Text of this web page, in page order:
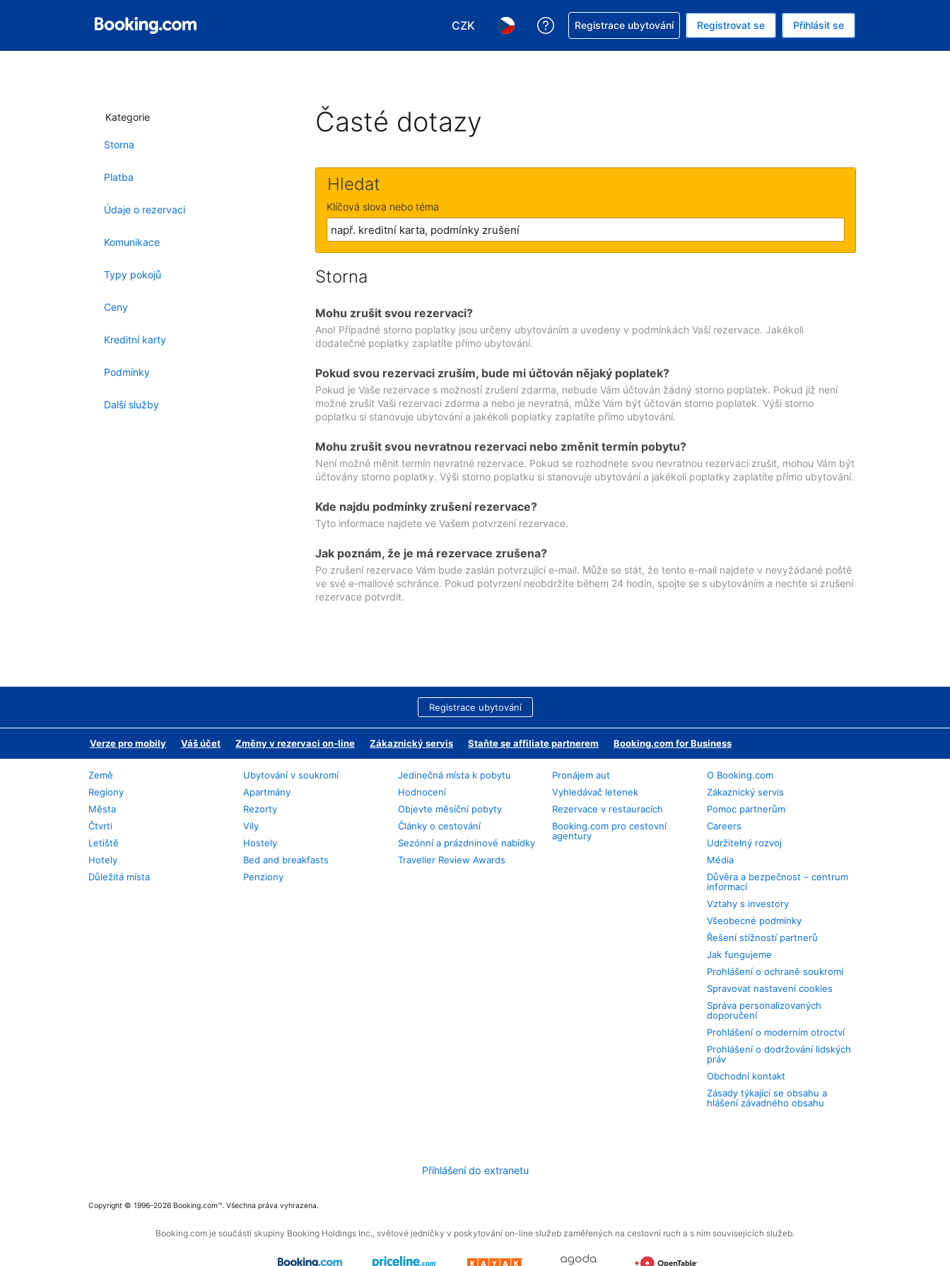
CZK
Vyberte si měnu. Aktuálně zvolená měna: Česká koruna
Vyberte si jazyk. Aktuálně zvolený jazyk: V češtině
Asistence s rezervací
Registrace ubytování Registrovat se Přihlásit se
Kategorie
Storna
Platba
Údaje o rezervaci
Komunikace
Typy pokojů
Ceny
Kreditní karty
Podmínky
Další služby
Časté dotazy
Hledat
Klíčová slova nebo téma
Storna
Mohu zrušit svou rezervaci?
Ano! Případné storno poplatky jsou určeny ubytováním a uvedeny v podmínkách Vaší rezervace. Jakékoli
dodatečné poplatky zaplatíte přímo ubytování.
Pokud svou rezervaci zruším, bude mi účtován nějaký poplatek?
Pokud je Vaše rezervace s možností zrušení zdarma, nebude Vám účtován žádný storno poplatek. Pokud již není
možné zrušit Vaši rezervaci zdarma a nebo je nevratná, může Vám být účtován storno poplatek. Výši storno
poplatku si stanovuje ubytování a jakékoli poplatky zaplatíte přímo ubytování.
Mohu zrušit svou nevratnou rezervaci nebo změnit termín pobytu?
Není možné měnit termín nevratné rezervace. Pokud se rozhodnete svou nevratnou rezervaci zrušit, mohou Vám být
účtovány storno poplatky. Výši storno poplatku si stanovuje ubytování a jakékoli poplatky zaplatíte přímo ubytování.
Kde najdu podmínky zrušení rezervace?
Tyto informace najdete ve Vašem potvrzení rezervace.
Jak poznám, že je má rezervace zrušena?
Po zrušení rezervace Vám bude zaslán potvrzující e-mail. Může se stát, že tento e-mail najdete v nevyžádané poště
ve své e-mailové schránce. Pokud potvrzení neobdržíte během 24 hodin, spojte se s ubytováním a nechte si zrušení
rezervace potvrdit.
Registrace ubytování
Verze pro mobily Váš účet Změny v rezervaci on-line Zákaznický servis Staňte se affiliate partnerem Booking.com for Business
Země
Regiony
Města
Čtvrti
Letiště
Hotely
Důležitá místa
Ubytování v soukromí
Apartmány
Rezorty
Vily
Hostely
Bed and breakfasts
Penziony
Jedinečná místa k pobytu
Hodnocení
Objevte měsíční pobyty
Články o cestování
Sezónní a prázdninové nabídky
Traveller Review Awards
Pronájem aut
Vyhledávač letenek
Rezervace v restauracích
Booking.com pro cestovní
agentury
O Booking.com
Zákaznický servis
Pomoc partnerům
Careers
Udržitelný rozvoj
Média
Důvěra a bezpečnost – centrum
informací
Vztahy s investory
Všeobecné podmínky
Řešení stížností partnerů
Jak fungujeme
Prohlášení o ochraně soukromí
Spravovat nastavení cookies
Správa personalizovaných
doporučení
Prohlášení o moderním otroctví
Prohlášení o dodržování lidských
práv
Obchodní kontakt
Zásady týkající se obsahu a
hlášení závadného obsahu
Přihlášení do extranetu
Copyright © 1996–2026 Booking.com™. Všechna práva vyhrazena.
Booking.com je součástí skupiny Booking Holdings Inc., světové jedničky v poskytování on-line služeb zaměřených na cestovní ruch a s ním souvisejících služeb.